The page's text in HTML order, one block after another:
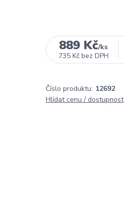
889 Kč/ks
735 Kč bez DPH
Číslo produktu: 12692
Hlídat cenu / dostupnost